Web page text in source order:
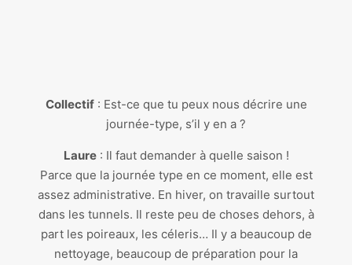
Collectif: Est-ce que tu peux nous décrire une
journée-type, s’il y en a ?
Laure: Il faut demander à quelle saison !
Parce que la journée type en ce moment, elle est
assez administrative. En hiver, on travaille surtout
dans les tunnels. Il reste peu de choses dehors, à
part les poireaux, les céleris… Il y a beaucoup de
nettoyage, beaucoup de préparation pour la